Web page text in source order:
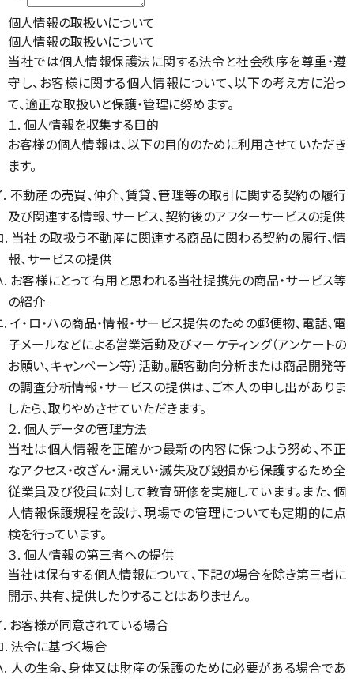
個人情報の取扱いについて
個人情報の取扱いについて
当社では個人情報保護法に関する法令と社会秩序を尊重・遵
守し、お客様に関する個人情報について、以下の考え方に沿っ
て、適正な取扱いと保護・管理に努めます。
１. 個人情報を収集する目的
お客様の個人情報は、以下の目的のために利用させていただき
ます。
. 不動産の売買、仲介、賃貸、管理等の取引に関する契約の履行
及び関連する情報、サービス、契約後のアフターサービスの提供
. 当社の取扱う不動産に関連する商品に関わる契約の履行、情
報、サービスの提供
. お客様にとって有用と思われる当社提携先の商品・サービス等
の紹介
. イ・ロ・ハの商品・情報・サービス提供のための郵便物、電話、電
子メールなどによる営業活動及びマーケティング（アンケートの
お願い、キャンペーン等）活動。顧客動向分析または商品開発等
の調査分析情報・サービスの提供は、ご本人の申し出がありま
したら、取りやめさせていただきます。
２. 個人データの管理方法
当社は個人情報を正確かつ最新の内容に保つよう努め、不正
なアクセス・改ざん・漏えい・滅失及び毀損から保護するため全
従業員及び役員に対して教育研修を実施しています。また、個
人情報保護規程を設け、現場での管理についても定期的に点
検を行っています。
３. 個人情報の第三者への提供
当社は保有する個人情報について、下記の場合を除き第三者に
開示、共有、提供したりすることはありません。
. お客様が同意されている場合
. 法令に基づく場合
. 人の生命、身体又は財産の保護のために必要がある場合であ